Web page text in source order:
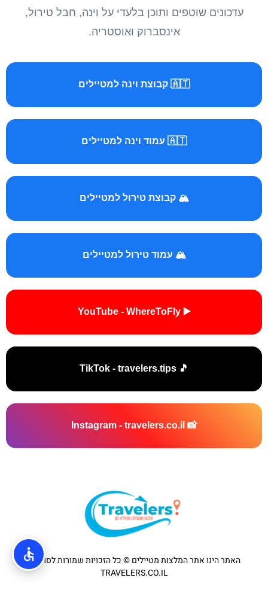
עדכונים שוטפים ותוכן בלעדי על וינה, חבל טירול,
אינסברוק ואוסטריה.
🇦🇹 קבוצת וינה למטיילים
🇦🇹 עמוד וינה למטיילים
🏔️ קבוצת טירול למטיילים
🏔️ עמוד טירול למטיילים
▶️ YouTube - WhereToFly
🎵 TikTok - travelers.tips
📸 Instagram - travelers.co.il
האתר הינו אתר המלצות מטיילים © כל הזכויות שמורות לסוכנות
TRAVELERS.CO.IL